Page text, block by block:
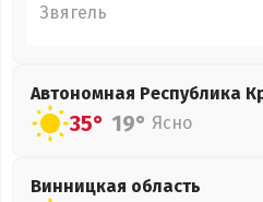
Звягель
Автономная Республика
35° 19° Ясно
Винницкая область